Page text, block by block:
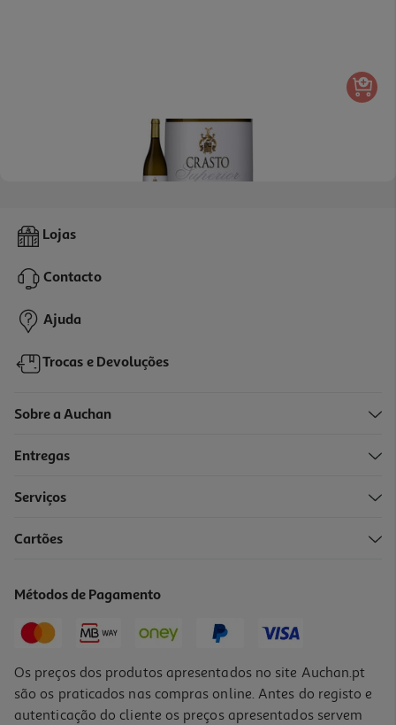
Vinho Branco Crasto Superior Douro 0.75l
17,49 €
Lojas
Contacto
Ajuda
Trocas e Devoluções
Sobre a Auchan
Entregas
Serviços
Cartões
Métodos de Pagamento
Os preços dos produtos apresentados no site Auchan.pt
são os praticados nas compras online. Antes do registo e
autenticação do cliente os preços apresentados servem